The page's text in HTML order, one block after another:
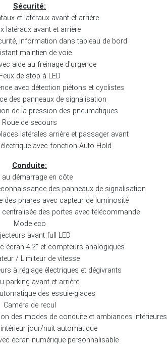
Sécurité:
et latéraux avant et arrière
latéraux avant et arrière
information dans tableau de bord
maintien de voie
aide au freinage d'urgence
Feux de stop à LED
avec détection piétons et cyclistes
des panneaux de signalisation
de la pression des pneumatiques
Roue de secours
latérales arrière et passager avant
avec fonction Auto Hold
Conduite:
au démarrage en côte
des panneaux de signalisation
des phares avec capteur de luminosité
des portes avec télécommande
Mode eco
avant full LED
écran 4.2" et compteurs analogiques
/ Limiteur de vitesse
à réglage électriques et dégivrants
parking avant et arrière
des essuie-glaces
Caméra de recul
des modes de conduite et ambiances intérieures
jour/nuit automatique
écran numérique personnalisable